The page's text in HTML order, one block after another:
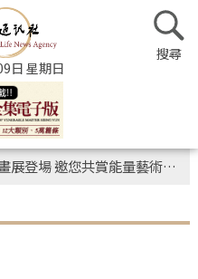
日 星期日
場 邀您共賞能量藝術圖譜的奧秘